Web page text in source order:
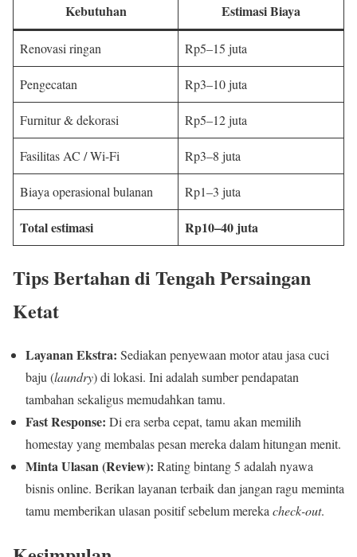
Kebutuhan Estimasi Biaya
Renovasi ringan Rp5–15 juta
Pengecatan Rp3–10 juta
Furnitur & dekorasi Rp5–12 juta
Fasilitas AC / Wi-Fi Rp3–8 juta
Biaya operasional bulanan Rp1–3 juta
Total estimasi Rp10–40 juta
Tips Bertahan di Tengah Persaingan
Ketat
Layanan Ekstra: Sediakan penyewaan motor atau jasa cuci
baju (laundry) di lokasi. Ini adalah sumber pendapatan
tambahan sekaligus memudahkan tamu.
Fast Response: Di era serba cepat, tamu akan memilih
homestay yang membalas pesan mereka dalam hitungan menit.
Minta Ulasan (Review): Rating bintang 5 adalah nyawa
bisnis online. Berikan layanan terbaik dan jangan ragu meminta
tamu memberikan ulasan positif sebelum merekacheck-out.